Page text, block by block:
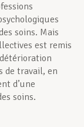
soins. Mais
est remis
de travail, en
d’une
soins.